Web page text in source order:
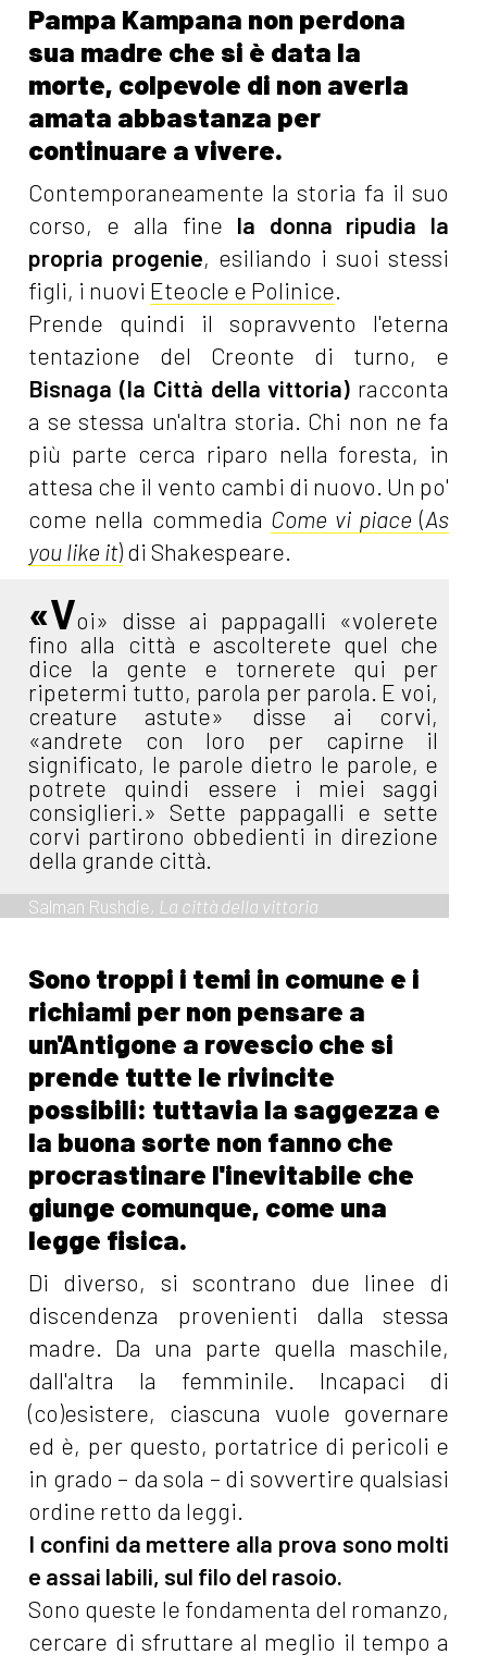
Pampa Kampana non perdona
sua madre che si è data la
morte, colpevole di non averla
amata abbastanza per
continuare a vivere.
Contemporaneamente la storia fa il suo
corso, e alla fine la donna ripudia la
propria progenie, esiliando i suoi stessi
figli, i nuovi Eteocle e Polinice
Prende quindi il sopravvento l'eterna
tentazione del Creonte di turno, e
Bisnaga (la Città della vittoria) racconta
a se stessa un'altra storia. Chi non ne fa
più parte cerca riparo nella foresta, in
attesa che il vento cambi di nuovo. Un po'
come nella commedia Come vi piace (As
you like it) di Shakespeare.
«Voi» disse ai pappagalli «volerete
fino alla città e ascolterete quel che
dice la gente e tornerete qui per
ripetermi tutto, parola per parola. E voi,
creature astute» disse ai corvi,
«andrete con loro per capirne il
significato, le parole dietro le parole, e
potrete quindi essere i miei saggi
consiglieri.» Sette pappagalli e sette
corvi partirono obbedienti in direzione
della grande città.
Salman Rushdie, La città della vittoria
Sono troppi i temi in comune e i
richiami per non pensare a
un'Antigone a rovescio che si
prende tutte le rivincite
possibili: tuttavia la saggezza e
la buona sorte non fanno che
procrastinare l'inevitabile che
giunge comunque, come una
legge fisica.
Di diverso, si scontrano due linee di
discendenza provenienti dalla stessa
madre. Da una parte quella maschile,
dall'altra la femminile. Incapaci di
(co)esistere, ciascuna vuole governare
ed è, per questo, portatrice di pericoli e
in grado – da sola – di sovvertire qualsiasi
ordine retto da leggi.
I confini da mettere alla prova sono molti
e assai labili, sul filo del rasoio.
Sono queste le fondamenta del romanzo,
cercare di sfruttare al meglio il tempo a